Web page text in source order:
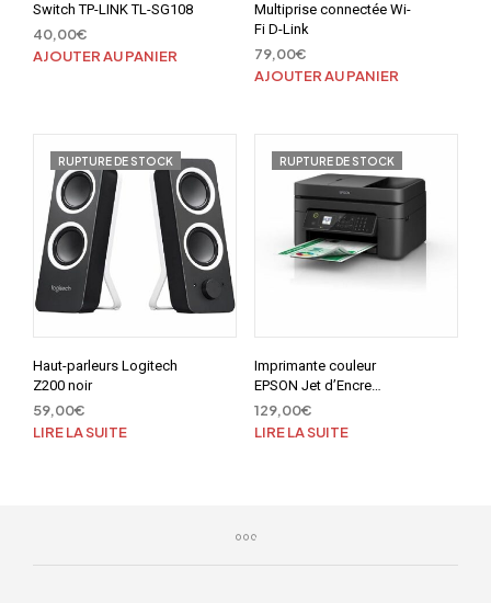
Switch TP-LINK TL-SG108
40,00€
AJOUTER AU PANIER
Multiprise connectée Wi-
Fi D-Link
79,00€
AJOUTER AU PANIER
RUPTURE DE STOCK
Haut-parleurs Logitech
Z200 noir
59,00€
LIRE LA SUITE
RUPTURE DE STOCK
Imprimante couleur
EPSON Jet d’Encre
Multifonction WF-
2845DWF
129,00€
LIRE LA SUITE